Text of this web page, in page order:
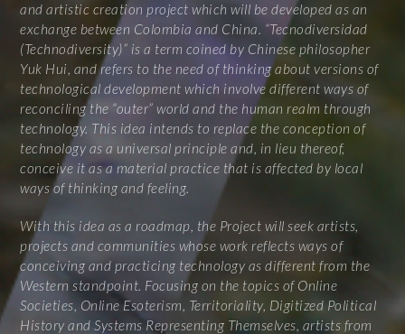
and artistic creation project which will be developed as an
exchange between Colombia and China. “Tecnodiversidad
(Technodiversity)” is a term coined by Chinese philosopher
Yuk Hui, and refers to the need of thinking about versions of
technological development which involve different ways of
reconciling the “outer” world and the human realm through
technology. This idea intends to replace the conception of
technology as a universal principle and, in lieu thereof,
conceive it as a material practice that is affected by local
ways of thinking and feeling.
With this idea as a roadmap, the Project will seek artists,
projects and communities whose work reflects ways of
conceiving and practicing technology as different from the
Western standpoint. Focusing on the topics of Online
Societies, Online Esoterism, Territoriality, Digitized Political
History and Systems Representing Themselves, artists from